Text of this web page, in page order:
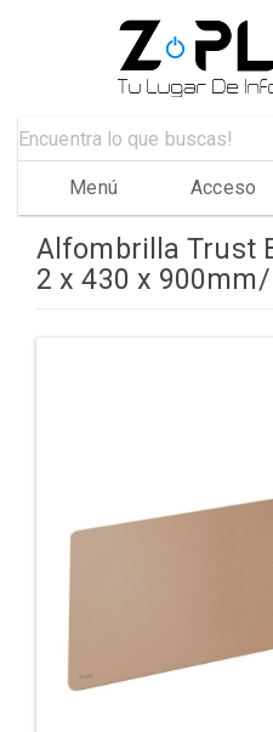
Menú Acceso
Alfombrilla Trust
2 x 430 x 900mm/